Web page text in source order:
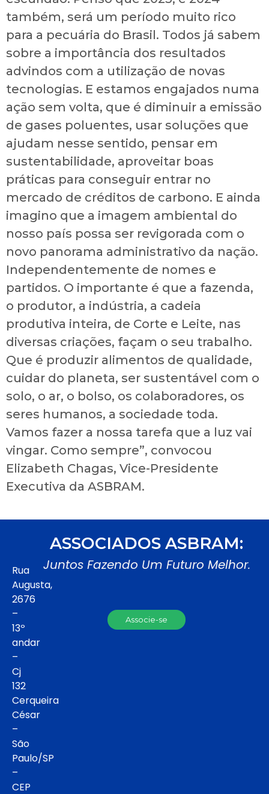
também, será um período muito rico
para a pecuária do Brasil. Todos já sabem
sobre a importância dos resultados
advindos com a utilização de novas
tecnologias. E estamos engajados numa
ação sem volta, que é diminuir a emissão
de gases poluentes, usar soluções que
ajudam nesse sentido, pensar em
sustentabilidade, aproveitar boas
práticas para conseguir entrar no
mercado de créditos de carbono. E ainda
imagino que a imagem ambiental do
nosso país possa ser revigorada com o
novo panorama administrativo da nação.
Independentemente de nomes e
partidos. O importante é que a fazenda,
o produtor, a indústria, a cadeia
produtiva inteira, de Corte e Leite, nas
diversas criações, façam o seu trabalho.
Que é produzir alimentos de qualidade,
cuidar do planeta, ser sustentável com o
solo, o ar, o bolso, os colaboradores, os
seres humanos, a sociedade toda.
Vamos fazer a nossa tarefa que a luz vai
vingar. Como sempre”, convocou
Elizabeth Chagas, Vice-Presidente
Executiva da ASBRAM.
Rua
Augusta,
2676
–
13º
andar
–
Cj
132
Cerqueira
César
–
São
Paulo/SP
–
CEP
ASSOCIADOS ASBRAM:
Juntos Fazendo Um Futuro Melhor.
Associe-se